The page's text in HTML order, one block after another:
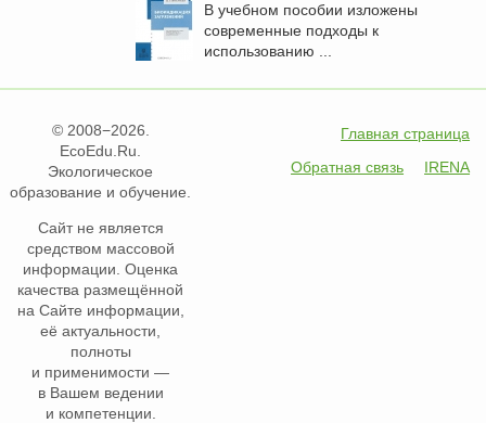
В учебном пособии изложены
современные подходы к
использованию ...
© 2008−2026.
EcoEdu.Ru.
Экологическое
образование и обучение.
Сайт не является
средством массовой
информации. Оценка
качества размещённой
на Сайте информации,
её актуальности,
полноты
и применимости —
в Вашем ведении
и компетенции.
Главная страница
Обратная связь
IRENA